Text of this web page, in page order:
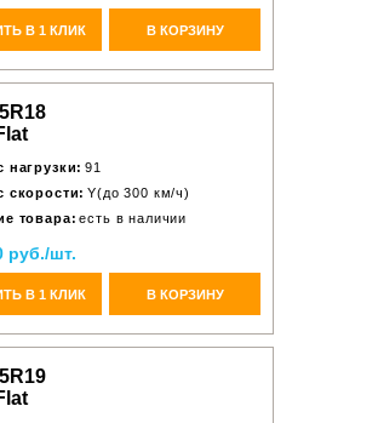
В 1 КЛИК В КОРЗИНУ
нагрузки: 91
скорости: Y(до 300 км/ч)
товара: есть в наличии
руб./шт.
В 1 КЛИК В КОРЗИНУ